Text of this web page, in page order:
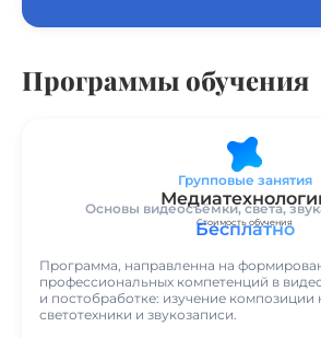
Программы обучения
Групповые занятия
Основы видеосъёмки, света,
Стоимость обучения
Бесплатно
Программа, направленна на
профессиональных компетенций в
и постобработке: изучение композиции
светотехники и звукозаписи.